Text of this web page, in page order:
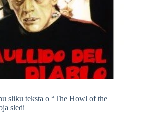
sliku teksta o “The Howl of the
sledi